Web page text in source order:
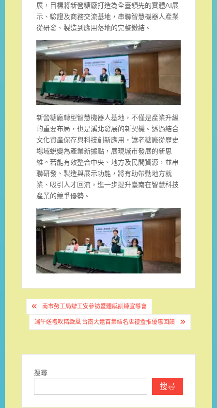
展，目標將新營糖廠打造為全臺領先的實體AI展
示、驗證及商務交流基地，串聯智慧機器人產業
從研發、製造到應用落地的完整鏈結。
新營糖廠轉型智慧機器人基地，不僅是產業升級
的重要布局，也是溪北發展的新契機。透過結合
文化資產保存與科技創新應用，讓老糖廠從歷史
場域蛻變為產業新據點，展現城市發展的新思
維。若能有效整合中央、地方及民間資源，並串
聯研發、製造與展示功能，將有助帶動地方就
業、吸引人才回流，進一步提升臺南在智慧科技
產業的競爭優勢。
文
章
導
覽
南市勞工局辦工安參訪暨體感訓練宣導會
端午送禮吹精緻風 台南大遠百集結名店禮盒推優惠回饋
搜尋
搜尋